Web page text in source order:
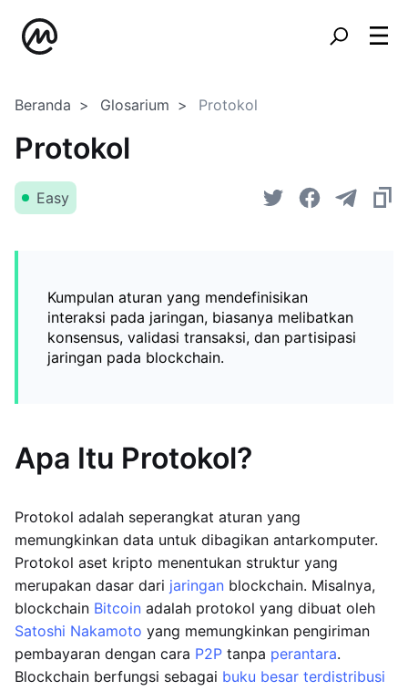
Beranda Glosarium Protokol
Protokol
Easy
Kumpulan aturan yang mendefinisikan
interaksi pada jaringan, biasanya melibatkan
konsensus, validasi transaksi, dan partisipasi
jaringan pada blockchain.
Apa Itu Protokol?
Protokol adalah seperangkat aturan yang
memungkinkan data untuk dibagikan antarkomputer.
Protokol aset kripto menentukan struktur yang
merupakan dasar dari jaringan blockchain. Misalnya,
blockchain Bitcoin adalah protokol yang dibuat oleh
Satoshi Nakamoto yang memungkinkan pengiriman
pembayaran dengan cara P2P tanpa perantara.
Blockchain berfungsi sebagai buku besar terdistribusi